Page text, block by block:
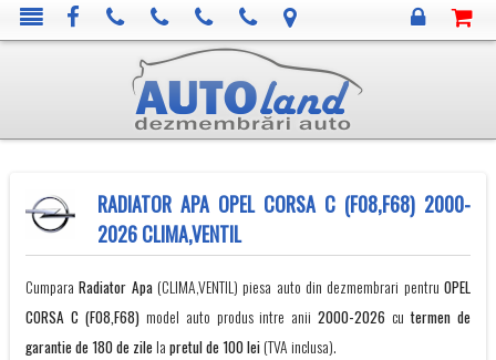
RADIATOR APA OPEL CORSA C (F08,F68) 2000-
2026 CLIMA,VENTIL
CumparaRadiator Apa(CLIMA,VENTIL) piesa auto din dezmembrari pentruOPEL
CORSA C (F08,F68)model auto produs intre anii2000-2026 cutermen de
garantie de 180 de zile la pretul de 100 lei(TVA inclusa).